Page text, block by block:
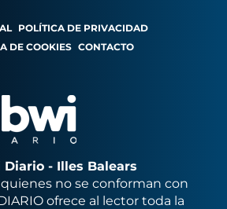
POLÍTICA DE PRIVACIDAD
DE COOKIES CONTACTO
Diario - Illes Balears
no se conforman con
ofrece al lector toda la